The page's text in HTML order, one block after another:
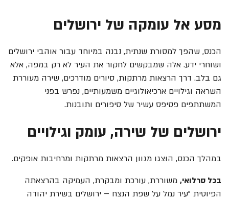
מסע אל עומקה של ירושלים
הכנס, שהפך למסורת שנתית, נבנה במיוחד עבור אוהבי ירושלים
ושוחרי ידע. אלה שמבקשים לחקור את העיר לא רק במפה, אלא
גם בלב. דרך הרצאות מרתקות, סיורים מודרכים, שירה מעוררת
השראה וגילויים ארכיאולוגיים משמעותיים, נפרש בפני
המשתתפים פסיפס עשיר של סיפורים ותובנות.
ירושלים של שירה, עומק וגילויים
במהלך הכנס, הוצגו מגוון הרצאות מרתקות ומרחיבות אופקים.
בכל סרלואי, משוררת, עורכת ומבקרת, העמיקה בהרצאתה
הפיוטית "עיר נמל על שפת הנצח – ירושלים בשירת יהודה